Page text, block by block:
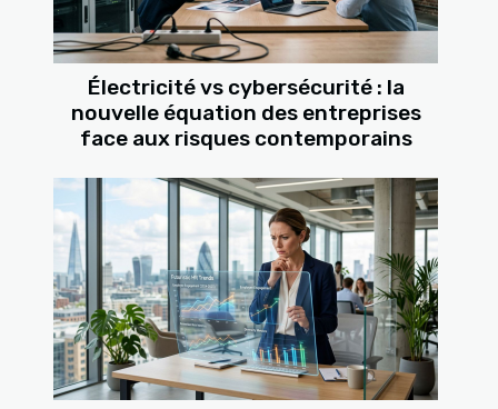
Électricité vs cybersécurité : la
nouvelle équation des entreprises
face aux risques contemporains